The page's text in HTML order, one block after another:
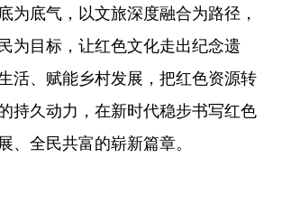
为底气，以文旅深度融合为路径，
为目标，让红色文化走出纪念遗
活、赋能乡村发展，把红色资源转
持久动力，在新时代稳步书写红色
、全民共富的崭新篇章。